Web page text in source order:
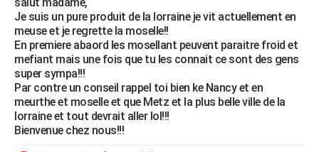
Je suis un pure produit de la lorraine je vit actuellement en
meuse et je regrette la moselle!!
En premiere abaord les mosellant peuvent paraitre froid et
mefiant mais une fois que tu les connait ce sont des gens
super sympa!!!
Par contre un conseil rappel toi bien ke Nancy et en
meurthe et moselle et que Metz et la plus belle ville de la
lorraine et tout devrait aller lol!!!
Bienvenue chez nous!!!